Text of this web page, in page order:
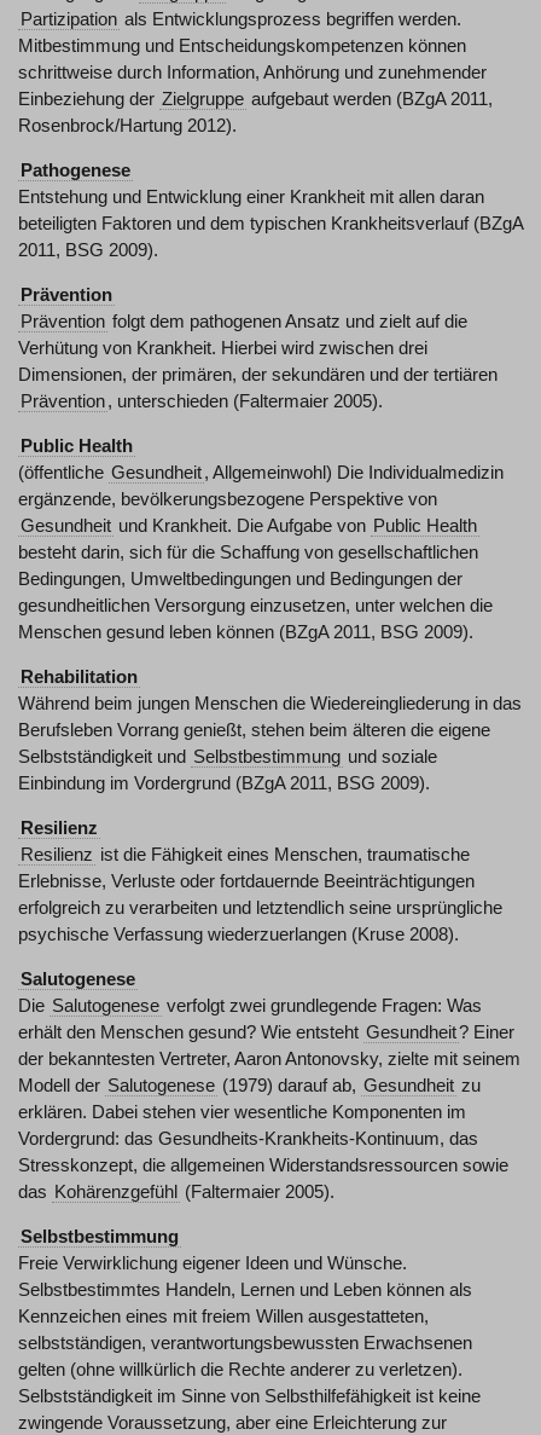
Partizipation als Entwicklungsprozess begriffen werden.
Mitbestimmung und Entscheidungskompetenzen können
schrittweise durch Information, Anhörung und zunehmender
Einbeziehung der Zielgruppe aufgebaut werden (BZgA 2011,
Rosenbrock/Hartung 2012).
Pathogenese
Entstehung und Entwicklung einer Krankheit mit allen daran
beteiligten Faktoren und dem typischen Krankheitsverlauf (BZgA
2011, BSG 2009).
Prävention
Prävention folgt dem pathogenen Ansatz und zielt auf die
Verhütung von Krankheit. Hierbei wird zwischen drei
Dimensionen, der primären, der sekundären und der tertiären
Prävention, unterschieden (Faltermaier 2005).
Public Health
(öffentliche Gesundheit, Allgemeinwohl) Die Individualmedizin
ergänzende, bevölkerungsbezogene Perspektive von
Gesundheit und Krankheit. Die Aufgabe von Public Health
besteht darin, sich für die Schaffung von gesellschaftlichen
Bedingungen, Umweltbedingungen und Bedingungen der
gesundheitlichen Versorgung einzusetzen, unter welchen die
Menschen gesund leben können (BZgA 2011, BSG 2009).
Rehabilitation
Während beim jungen Menschen die Wiedereingliederung in das
Berufsleben Vorrang genießt, stehen beim älteren die eigene
Selbstständigkeit und Selbstbestimmung und soziale
Einbindung im Vordergrund (BZgA 2011, BSG 2009).
Resilienz
Resilienz ist die Fähigkeit eines Menschen, traumatische
Erlebnisse, Verluste oder fortdauernde Beeinträchtigungen
erfolgreich zu verarbeiten und letztendlich seine ursprüngliche
psychische Verfassung wiederzuerlangen (Kruse 2008).
Salutogenese
Die Salutogenese verfolgt zwei grundlegende Fragen: Was
erhält den Menschen gesund? Wie entsteht Gesundheit? Einer
der bekanntesten Vertreter, Aaron Antonovsky, zielte mit seinem
Modell der Salutogenese (1979) darauf ab, Gesundheit zu
erklären. Dabei stehen vier wesentliche Komponenten im
Vordergrund: das Gesundheits-Krankheits-Kontinuum, das
Stresskonzept, die allgemeinen Widerstandsressourcen sowie
das Kohärenzgefühl (Faltermaier 2005).
Selbstbestimmung
Freie Verwirklichung eigener Ideen und Wünsche.
Selbstbestimmtes Handeln, Lernen und Leben können als
Kennzeichen eines mit freiem Willen ausgestatteten,
selbstständigen, verantwortungsbewussten Erwachsenen
gelten (ohne willkürlich die Rechte anderer zu verletzen).
Selbstständigkeit im Sinne von Selbsthilfefähigkeit ist keine
zwingende Voraussetzung, aber eine Erleichterung zur